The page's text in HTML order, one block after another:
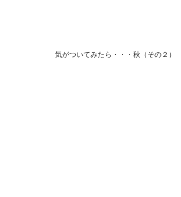
気がついてみたら・・・秋（その２）